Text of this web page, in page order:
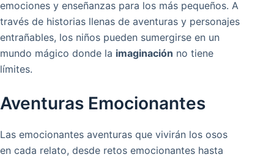
emociones y enseñanzas para los más pequeños. A
través de historias llenas de aventuras y personajes
entrañables, los niños pueden sumergirse en un
mundo mágico donde la imaginación no tiene
límites.
Aventuras Emocionantes
Las emocionantes aventuras que vivirán los osos
en cada relato, desde retos emocionantes hasta